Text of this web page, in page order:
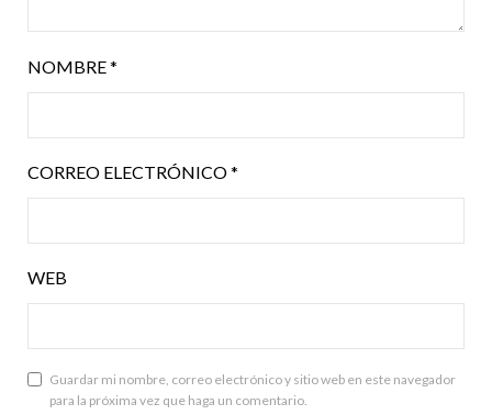
NOMBRE*
CORREO ELECTRÓNICO*
WEB
Guardar mi nombre, correo electrónico y sitio web en este navegador
para la próxima vez que haga un comentario.